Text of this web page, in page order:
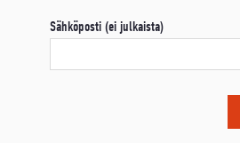
Sähköposti (ei julkaista)